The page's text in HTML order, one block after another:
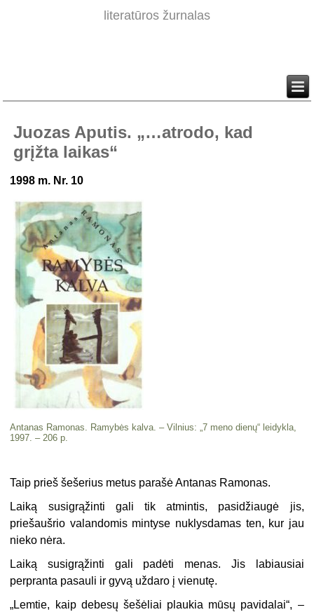
literatūros žurnalas
Juozas Aputis. „…atrodo, kad
grįžta laikas“
1998 m. Nr. 10
Antanas Ramonas. Ramybės kalva. – Vilnius: „7 meno dienų“ leidykla,
1997. – 206 p.
Taip prieš šešerius metus parašė Antanas Ramonas.
Laiką susigrąžinti gali tik atmintis, pasidžiaugė jis,
priešaušrio va­landomis mintyse nuklysdamas ten, kur jau
nieko nėra.
Laiką susigrąžinti gali padėti menas. Jis labiausiai
perpranta pasau­li ir gyvą uždaro į vienutę.
„Lemtie, kaip debesų šešėliai plaukia mūsų pavidalai“, –